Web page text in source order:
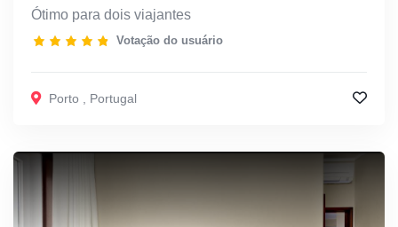
Ótimo para dois viajantes
Votação do usuário
Porto Portugal